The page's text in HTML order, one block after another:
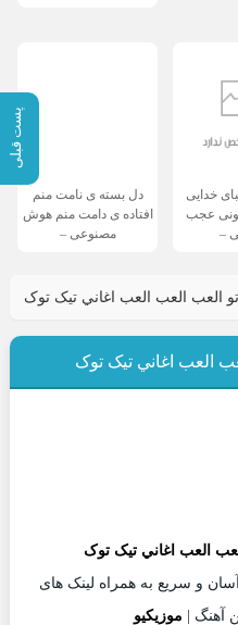
خدایی
عجب
–
دل بسته ی نامت منم
افتاده ی دامت منم هوش
مصنوعی –
تو العب العب العب اغاني تیک توک
پست قبلی
العب اغاني تیک توک
العب اغاني تیک توک
و سریع به همراه لینک های
آهنگ | موزیکیو